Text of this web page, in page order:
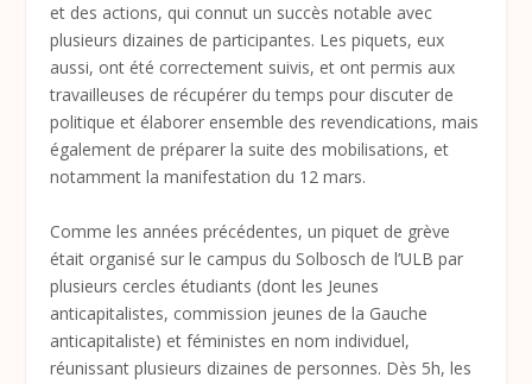
et des actions, qui connut un succès notable avec
plusieurs dizaines de participantes. Les piquets, eux
aussi, ont été correctement suivis, et ont permis aux
travailleuses de récupérer du temps pour discuter de
politique et élaborer ensemble des revendications, mais
également de préparer la suite des mobilisations, et
notamment la manifestation du 12 mars.
Comme les années précédentes, un piquet de grève
était organisé sur le campus du Solbosch de l’ULB par
plusieurs cercles étudiants (dont les Jeunes
anticapitalistes, commission jeunes de la Gauche
anticapitaliste) et féministes en nom individuel,
réunissant plusieurs dizaines de personnes. Dès 5h, les